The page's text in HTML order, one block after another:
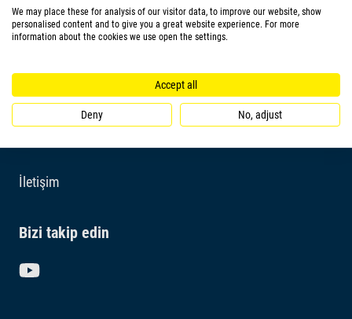
Tetra Blog
İletişim
Bizi takip edin
We may place these for analysis of our visitor data, to improve our website, show
personalised content and to give you a great website experience. For more
information about the cookies we use open the settings.
Accept all
Deny No, adjust